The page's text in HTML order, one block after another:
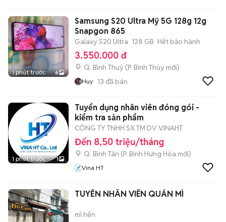
1 phút trước 6
Samsung S20 Ultra Mỹ 5G 128g 12g
Snapgon 865
Galaxy S20 Ultra 128 GB Hết bảo hành
3.550.000 đ
Q. Bình Thuỷ (P. Bình Thủy mới)
Huy 13 đã bán
1 phút trước 1
Tuyển dụng nhân viên đóng gói -
kiểm tra sản phẩm
CÔNG TY TNHH SX TM DV VINAHT
Đến 8,50 triệu/tháng
Q. Bình Tân (P. Bình Hưng Hòa mới)
Vina HT
TUYỂN NHÂN VIÊN QUÁN MÌ
mì hến